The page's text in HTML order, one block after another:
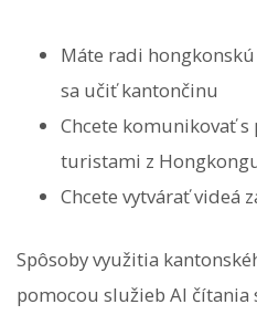
Máte radi
sa učiť kantončinu
Chcete komunikovať
turistami z
Chcete vytvárať videá
Spôsoby využitia
pomocou služieb AI čítania